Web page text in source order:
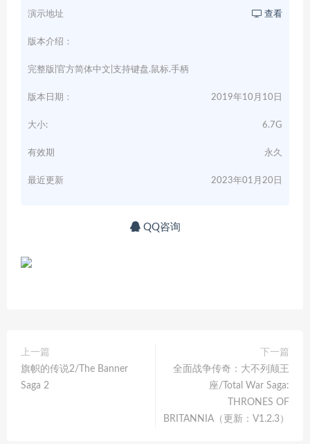
演示地址 查看
版本介绍：
完整版|官方简体中文|支持键盘.鼠标.手柄
版本日期： 2019年10月10日
大小: 6.7G
有效期 永久
最近更新 2023年01月20日
QQ咨询
上一篇
旗帜的传说2/The Banner
Saga 2
下一篇
全面战争传奇：大不列颠王
座/Total War Saga:
THRONES OF
BRITANNIA（更新：V1.2.3）